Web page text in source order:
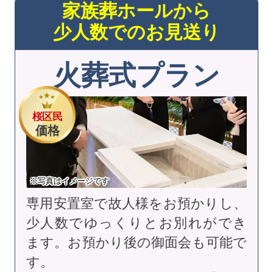
桜区民
価格
※写真はイメージです
家族葬ホールから
少人数でのお見送り
火葬式プラン
専用安置室で故人様をお預かりし、
少人数でゆっくりとお別れができ
ます。お預かり後の御面会も可能で
す。